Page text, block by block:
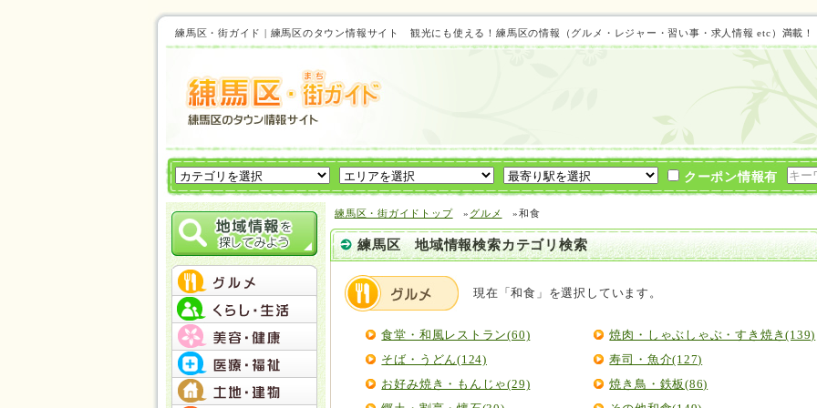
練馬区・街ガイド | 練馬区のタウン情報サイト 観光にも使える！練馬区の情報（グルメ・レジャー・習い事・求人情報 etc）満載
クーポン情報有
練馬区・街ガイドトップ » グルメ »和食
練馬区 地域情報検索カテゴリ検索
現在「和食」を選択しています。
食堂・和風レストラン(60)
焼肉・しゃぶしゃぶ・すき焼き(139)
そば・うどん(124)
寿司・魚介(127)
お好み焼き・もんじゃ(29)
焼き鳥・鉄板(86)